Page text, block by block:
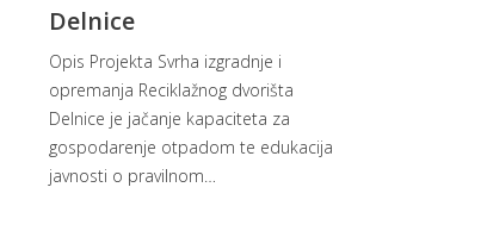
Delnice
Opis Projekta Svrha izgradnje i
opremanja Reciklažnog dvorišta
Delnice je jačanje kapaciteta za
gospodarenje otpadom te edukacija
javnosti o pravilnom…